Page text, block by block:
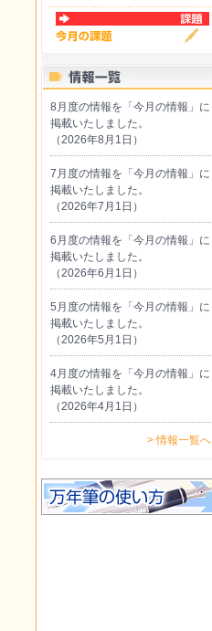
8月度の情報を「今月の情報」に
掲載いたしました。
（2026年8月1日）
7月度の情報を「今月の情報」に
掲載いたしました。
（2026年7月1日）
6月度の情報を「今月の情報」に
掲載いたしました。
（2026年6月1日）
5月度の情報を「今月の情報」に
掲載いたしました。
（2026年5月1日）
4月度の情報を「今月の情報」に
掲載いたしました。
（2026年4月1日）
> 情報一覧へ